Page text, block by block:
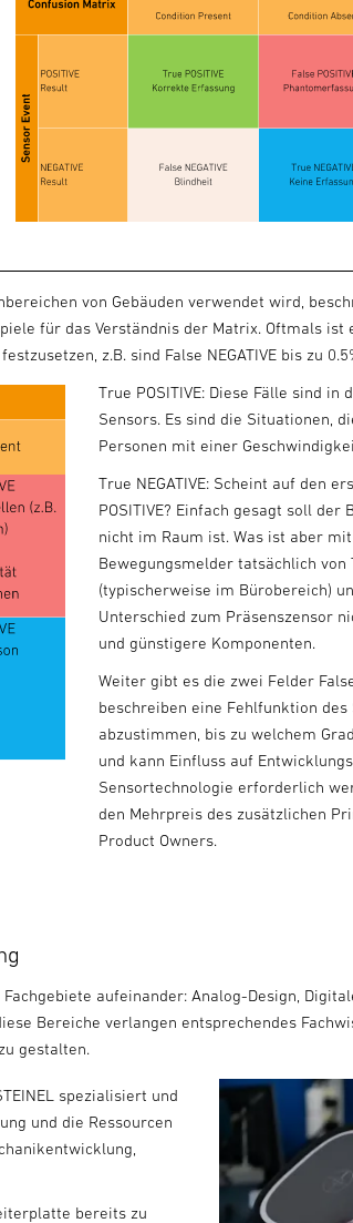
von Gebäuden verwendet wird,
für das Verständnis der Matrix. Oftmals ist
z.B. sind False NEGATIVE bis zu
True POSITIVE: Diese Fälle sind
Sensors. Es sind die Situationen,
Personen mit einer
True NEGATIVE: Scheint auf den
POSITIVE? Einfach gesagt soll
nicht im Raum ist. Was ist aber
Bewegungsmelder tatsächlich von
(typischerweise im Bürobereich)
Unterschied zum Präsenszensor
und günstigere Komponenten.
Weiter gibt es die zwei Felder
beschreiben eine Fehlfunktion
abzustimmen, bis zu welchem
und kann Einfluss auf
Sensortechnologie erforderlich
den Mehrpreis des zusätzlichen
Product Owners.
aufeinander: Analog-Design,
Bereiche verlangen entsprechendes
gestalten.
spezialisiert und
und die Ressourcen
bereits zu